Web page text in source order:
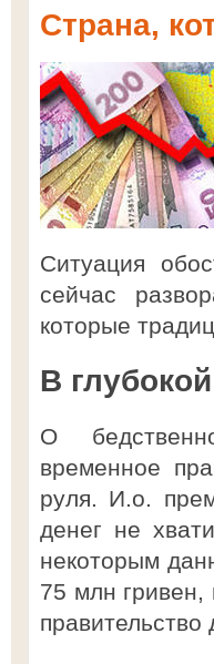
Страна,
Ситуация
сейчас
которые
В
О
временное
руля. И.о.
денег не
некоторым
75 млн гривен,